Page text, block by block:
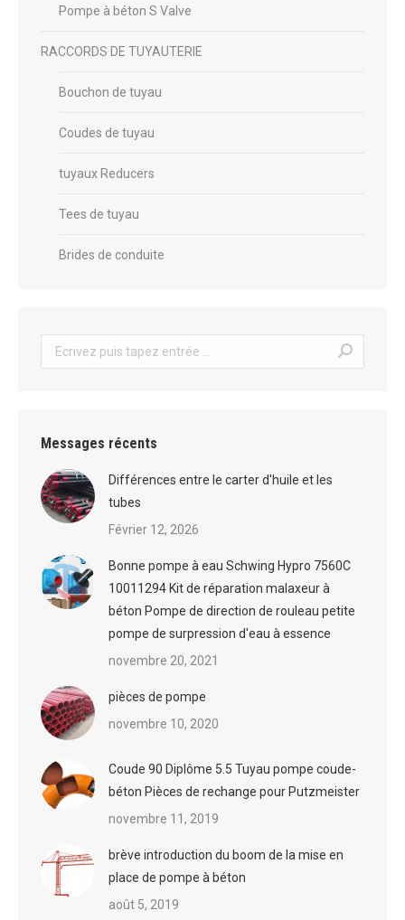
Pompe à béton S Valve
RACCORDS DE TUYAUTERIE
Bouchon de tuyau
Coudes de tuyau
tuyaux Reducers
Tees de tuyau
Brides de conduite
Recherche
:
Messages récents
Différences entre le carter d'huile et les
tubes
Février 12, 2026
Bonne pompe à eau Schwing Hypro 7560C
10011294 Kit de réparation malaxeur à
béton Pompe de direction de rouleau petite
pompe de surpression d'eau à essence
novembre 20, 2021
pièces de pompe
novembre 10, 2020
Coude 90 Diplôme 5.5 Tuyau pompe coude-
béton Pièces de rechange pour Putzmeister
novembre 11, 2019
brève introduction du boom de la mise en
place de pompe à béton
août 5, 2019